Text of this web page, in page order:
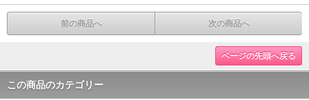
前の商品へ 次の商品へ
ページの先頭へ戻る
この商品のカテゴリー